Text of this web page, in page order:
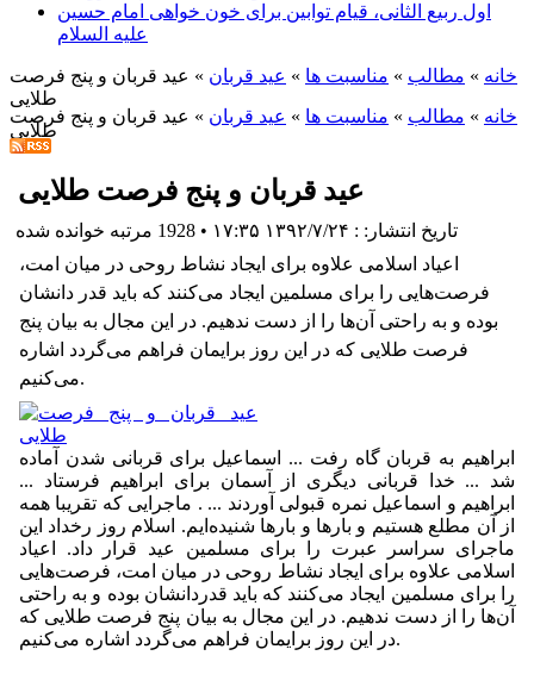
اول ربیع الثانی، قیام توابین برای خون خواهی امام حسین
علیه السلام
خانه » مطالب » مناسبت ها » عید قربان » عید قربان و پنج فرصت
طلایی
خانه » مطالب » مناسبت ها » عید قربان » عید قربان و پنج فرصت
طلایی
عید قربان و پنج فرصت طلایی
تاریخ انتشار: : ۱۳۹۲/۷/۲۴ ۱۷:۳۵ • 1928 مرتبه خوانده شده
اعیاد اسلامی علاوه برای ایجاد نشاط روحی در میان امت،
فرصت‌هایی را برای مسلمین ایجاد می‌کنند که باید قدر دانشان
بوده و به راحتی آن‌ها را از دست ندهیم. در این مجال به بیان پنج
فرصت طلایی که در این روز برایمان فراهم می‌گردد اشاره
می‌کنیم.
ابراهیم به قربان گاه رفت ... اسماعیل برای قربانی شدن آماده
شد ... خدا قربانی دیگری از آسمان برای ابراهیم فرستاد ...
ابراهیم و اسماعیل نمره قبولی آوردند ... . ماجرایی که تقریبا همه
از آن مطلع هستیم و بارها و بارها شنیده‌ایم. اسلام روز رخداد این
ماجرای سراسر عبرت را برای مسلمین عید قرار داد. اعیاد
اسلامی علاوه برای ایجاد نشاط روحی در میان امت، فرصت‌هایی
را برای مسلمین ایجاد می‌کنند که باید قدردانشان بوده و به راحتی
آن‌ها را از دست ندهیم. در این مجال به بیان پنج فرصت طلایی که
در این روز برایمان فراهم می‌گردد اشاره می‌کنیم.